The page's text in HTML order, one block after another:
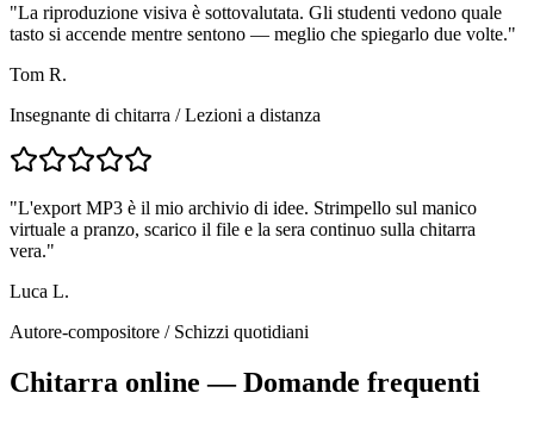
"La riproduzione visiva è sottovalutata. Gli studenti vedono quale
tasto si accende mentre sentono — meglio che spiegarlo due volte."
Tom R.
Insegnante di chitarra /Lezioni a distanza
"L'export MP3 è il mio archivio di idee. Strimpello sul manico
virtuale a pranzo, scarico il file e la sera continuo sulla chitarra
vera."
Luca L.
Autore-compositore / Schizzi quotidiani
Chitarra online — Domande frequenti